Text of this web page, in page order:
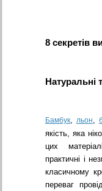
8 секретів
Натуральні
Бамбук, льон,
якість, яка
цих
практичні і
класичному
переваг